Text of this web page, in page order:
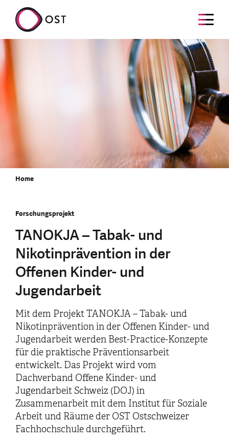
Home
Forschungsprojekt
TANOKJA – Tabak- und
Nikotinprävention in der
Offenen Kinder- und
Jugendarbeit
Mit dem Projekt TANOKJA – Tabak- und
Nikotinprävention in der Offenen Kinder- und
Jugendarbeit werden Best-Practice-Konzepte
für die praktische Präventionsarbeit
entwickelt. Das Projekt wird vom
Dachverband Offene Kinder- und
Jugendarbeit Schweiz (DOJ) in
Zusammenarbeit mit dem Institut für Soziale
Arbeit und Räume der OST Ostschweizer
Fachhochschule durchgeführt.